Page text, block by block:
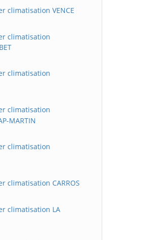
climatisation VENCE
climatisation
climatisation
climatisation
MARTIN
climatisation
climatisation CARROS
climatisation LA